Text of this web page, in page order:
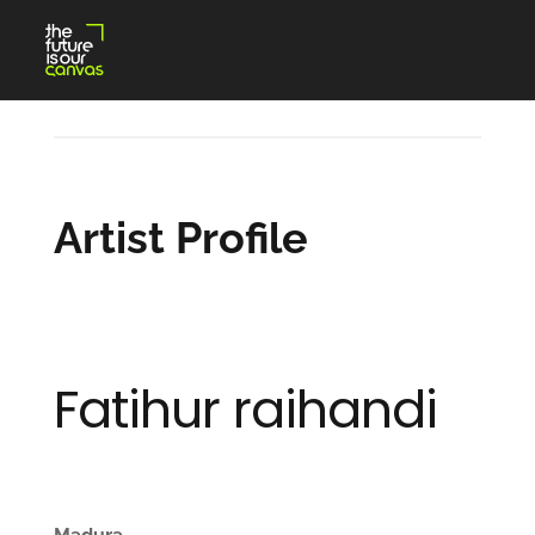
content
Artist Profile
Fatihur raihandi